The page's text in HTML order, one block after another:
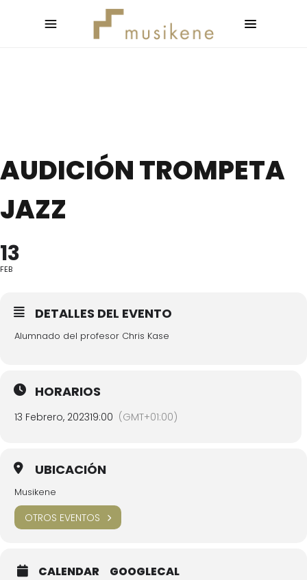
AUDICIÓN TROMPETA
JAZZ
13
FEB
DETALLES DEL EVENTO
Alumnado del profesor Chris Kase
HORARIOS
13 Febrero, 202319:00 (GMT+01:00)
UBICACIÓN
Musikene
OTROS EVENTOS
CALENDAR GOOGLECAL